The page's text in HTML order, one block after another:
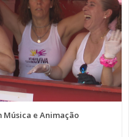
Música e Animação